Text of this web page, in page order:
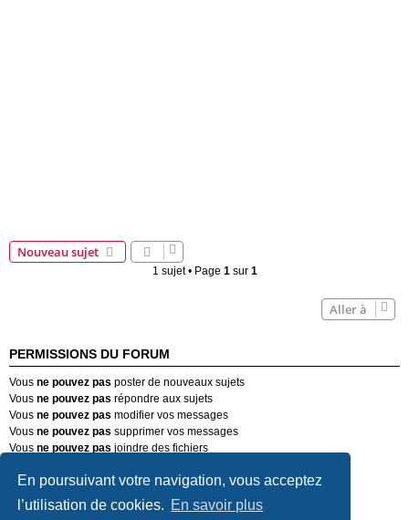
En poursuivant votre navigation, vous acceptez
l’utilisation de cookies. En savoir plus
Nouveau sujet
1 sujet • Page 1sur 1
Aller à
PERMISSIONS DU FORUM
Vous ne pouvez pas poster de nouveaux sujets
Vous ne pouvez pas répondre aux sujets
Vous ne pouvez pas modifier vos messages
Vous ne pouvez pas supprimer vos messages
Vous ne pouvez pas joindre des fichiers
Forum Passion-Alfa (Alfa Romeo)
Nous contacter
Supprimer les cookies
Heures au format UTC+02:00